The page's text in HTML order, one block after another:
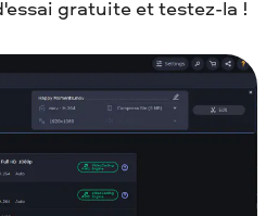
gratuite et testez-la !